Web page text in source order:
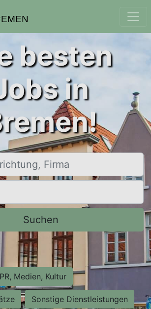
besten
in
Firma
Suchen
Medien, Kultur
Sonstige Dienstleistungen